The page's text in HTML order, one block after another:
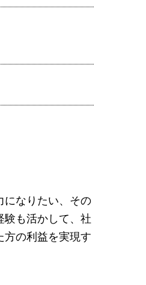
になりたい、その
験も活かして、社
方の利益を実現す